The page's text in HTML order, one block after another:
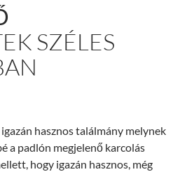
SZÉLES
hasznos találmány melynek
a padlón megjelenő karcolás
hogy igazán hasznos, még